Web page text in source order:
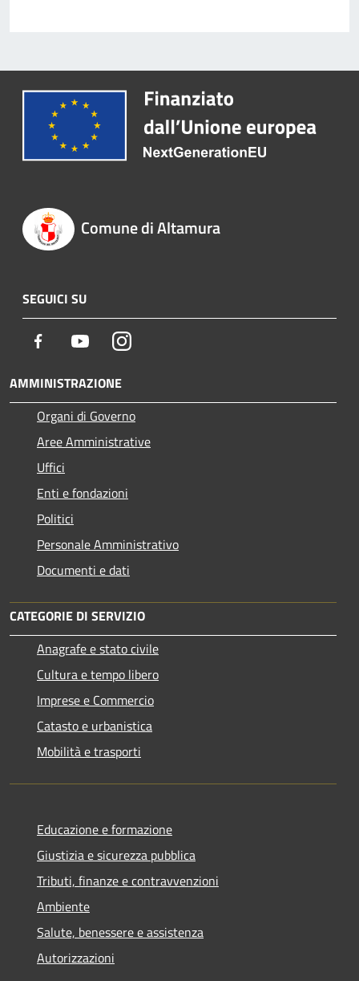
Comune di Altamura
SEGUICI SU
Facebook YoutubeInstagram
AMMINISTRAZIONE
Organi di Governo
Aree Amministrative
Uffici
Enti e fondazioni
Politici
Personale Amministrativo
Documenti e dati
CATEGORIE DI SERVIZIO
Anagrafe e stato civile
Cultura e tempo libero
Imprese e Commercio
Catasto e urbanistica
Mobilità e trasporti
Educazione e formazione
Giustizia e sicurezza pubblica
Tributi, finanze e contravvenzioni
Ambiente
Salute, benessere e assistenza
Autorizzazioni